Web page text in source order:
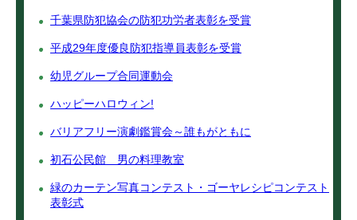
千葉県防犯協会の防犯功労者表彰を受賞
平成29年度優良防犯指導員表彰を受賞
幼児グループ合同運動会
ハッピーハロウィン!
バリアフリー演劇鑑賞会～誰もがともに
初石公民館 男の料理教室
緑のカーテン写真コンテスト・ゴーヤレシピコンテスト
表彰式